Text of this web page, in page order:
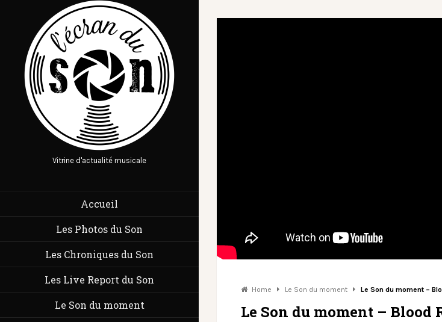
Vitrine d'actualité musicale
Accueil
Les Photos du Son
Les Chroniques du Son
Les Live Report du Son
Le Son du moment
Home Le Son du moment Le Son du moment –
Le Son du moment – Blood